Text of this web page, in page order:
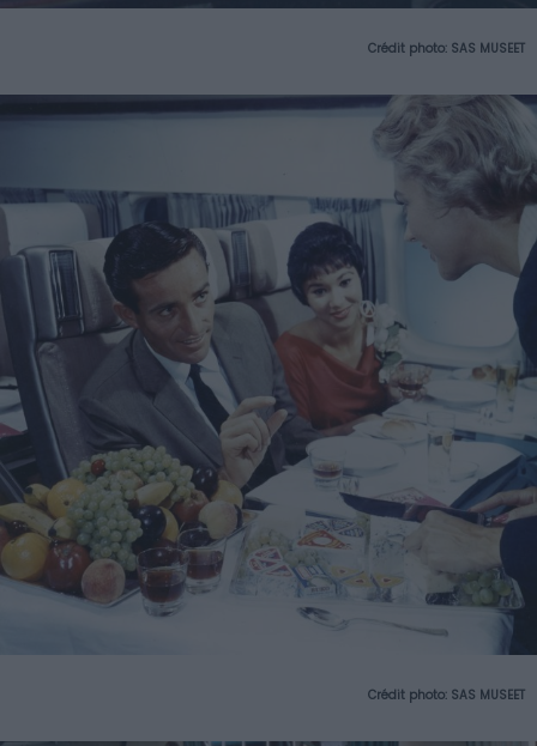
Crédit photo: SAS MUSEET
Crédit photo: SAS MUSEET